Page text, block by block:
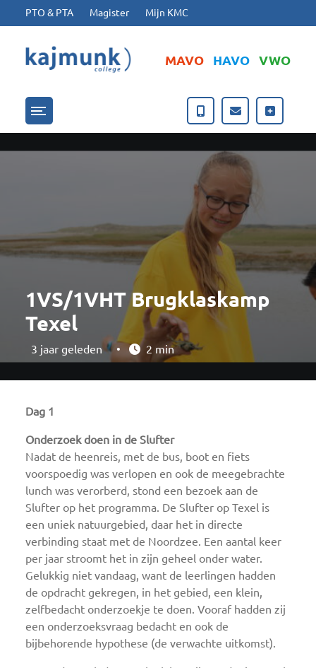
Ga naar hoofdinhoud
Ga naar footer
PTO & PTA Magister Mijn KMC
MAVO HAVO VWO
Menu openen/sluiten
1VS/1VHT Brugklaskamp
Texel
3 jaar geleden • 2 min
Dag 1
Onderzoek doen in de Slufter
Nadat de heenreis, met de bus, boot en fiets
voorspoedig was verlopen en ook de meegebrachte
lunch was verorberd, stond een bezoek aan de
Slufter op het programma. De Slufter op Texel is
een uniek natuurgebied, daar het in directe
verbinding staat met de Noordzee. Een aantal keer
per jaar stroomt het in zijn geheel onder water.
Gelukkig niet vandaag, want de leerlingen hadden
de opdracht gekregen, in het gebied, een klein,
zelfbedacht onderzoekje te doen. Vooraf hadden zij
een onderzoeksvraag bedacht en ook de
bijbehorende hypothese (de verwachte uitkomst).